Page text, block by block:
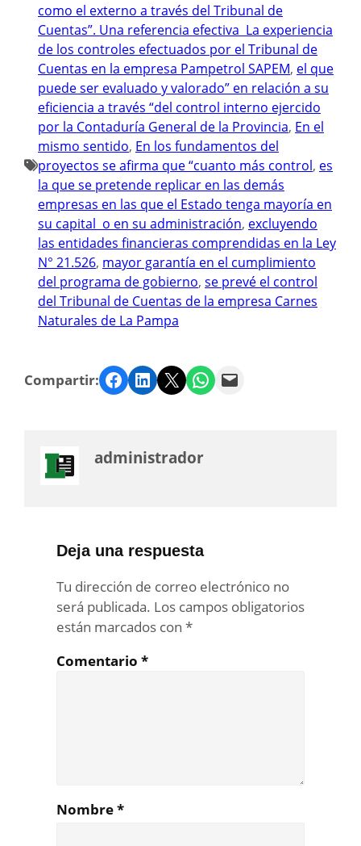
como el externo a través del Tribunal de
Cuentas”. Una referencia efectiva La experiencia
de los controles efectuados por el Tribunal de
Cuentas en la empresa Pampetrol SAPEM, el que
puede ser evaluado y valorado” en relación a su
eficiencia a través “del control interno ejercido
por la Contaduría General de la Provincia, En el
mismo sentido, En los fundamentos del
proyectos se afirma que “cuanto más control, es
la que se pretende replicar en las demás
empresas en las que el Estado tenga mayoría en
su capital o en su administración, excluyendo
las entidades financieras comprendidas en la Ley
N° 21.526, mayor garantía en el cumplimiento
del programa de gobierno, se prevé el control
del Tribunal de Cuentas de la empresa Carnes
Naturales de La Pampa
Compartir: Facebook LinkedIn Twitter WhatsApp Email
administrador
Deja una respuesta
Tu dirección de correo electrónico no
será publicada. Los campos obligatorios
están marcados con *
Comentario *
Nombre*